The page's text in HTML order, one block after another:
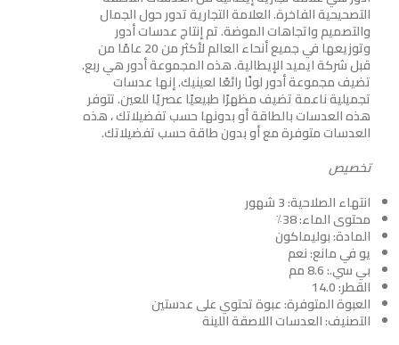
التصحيحية الفاخرة. العلامة التجارية تدور حول الجمال
والتصميم واتجاهات الموضة. تم إنتاج عدسات أدور
وتوزيعها في جميع أنحاء العالم لأكثر من 20 عامًا من
قبل شركة ايميد الإيطالية. هذه المجموعة أدور هي ربع.
تضيف مجموعة أدور لونًا رائعًا لعينيك. إنها عدسات
تجميلية ناعمة تضيف مظهرًا طبيعيًا عصريًا للعين. تتوفر
هذه العدسات بالطاقة أو بدونها حسب تفضيلاتك ، هذه
العدسات متوفرة مع أو بدون طاقة حسب تفضيلاتك.
تخصيص
انتهاء الصلاحية: 3 شهور
محتوى الماء: 38٪
المادة: بوليماكون
يو في مانع: نعم
بي سي.: 8.6 مم
القطر: 14.0
العبوة المتوفرة: عبوة تحتوي على عدستين
التصنيف: العدسات اللاصقة اللينة